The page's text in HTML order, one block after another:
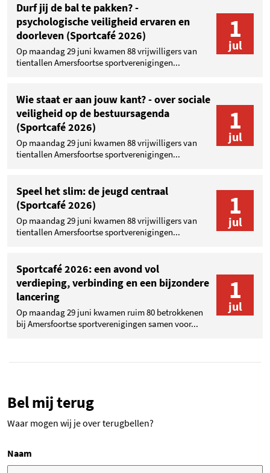
Durf jij de bal te pakken? -
psychologische veiligheid ervaren en
doorleven (Sportcafé 2026)
Op maandag 29 juni kwamen 88 vrijwilligers van
tientallen Amersfoortse sportverenigingen...
1
jul
Wie staat er aan jouw kant? - over sociale
veiligheid op de bestuursagenda
(Sportcafé 2026)
Op maandag 29 juni kwamen 88 vrijwilligers van
tientallen Amersfoortse sportverenigingen...
1
jul
Speel het slim: de jeugd centraal
(Sportcafé 2026)
Op maandag 29 juni kwamen 88 vrijwilligers van
tientallen Amersfoortse sportverenigingen...
1
jul
Sportcafé 2026: een avond vol
verdieping, verbinding en een bijzondere
lancering
Op maandag 29 juni kwamen ruim 80 betrokkenen
bij Amersfoortse sportverenigingen samen voor...
1
jul
Bel mij terug
Waar mogen wij je over terugbellen?
Naam